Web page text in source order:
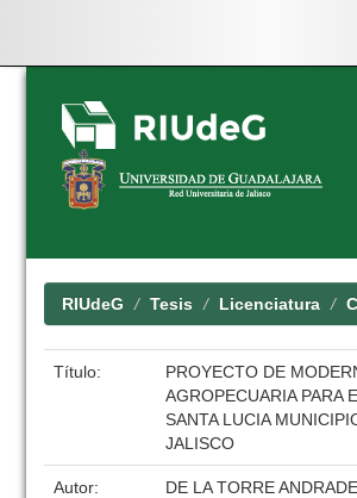
Skip
navigation
RIUdeG Tesis Licenciatura
Título:
PROYECTO DE
AGROPECUARIA PARA
SANTA LUCIA
JALISCO
Autor:
DE LA TORRE